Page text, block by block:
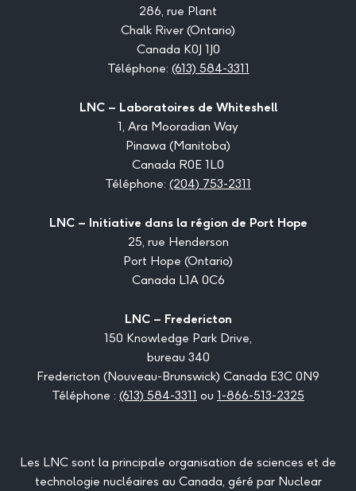
286, rue Plant
Chalk River (Ontario)
Canada K0J 1J0
Téléphone: (613) 584-3311
LNC – Laboratoires de Whiteshell
1, Ara Mooradian Way
Pinawa (Manitoba)
Canada R0E 1L0
Téléphone: (204) 753-2311
LNC – Initiative dans la région de Port Hope
25, rue Henderson
Port Hope (Ontario)
Canada L1A 0C6
LNC – Fredericton
150 Knowledge Park Drive,
bureau 340
Fredericton (Nouveau-Brunswick) Canada E3C 0N9
Téléphone : (613) 584-3311 ou 1-866-513-2325
Les LNC sont la principale organisation de sciences et de
technologie nucléaires au Canada, géré par Nuclear